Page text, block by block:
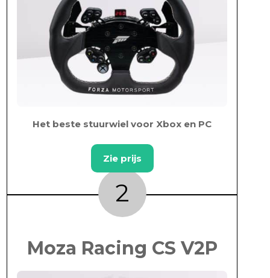
Het beste stuurwiel voor Xbox en PC
Zie prijs
2
Moza Racing CS V2P